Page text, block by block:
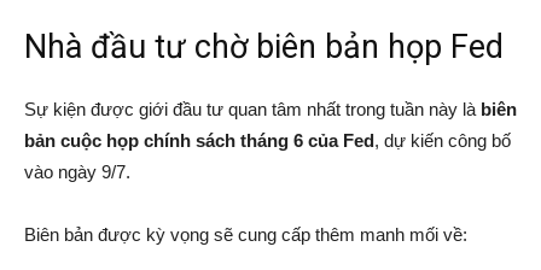
Nhà đầu tư chờ biên bản họp Fed
Sự kiện được giới đầu tư quan tâm nhất trong tuần này là biên
bản cuộc họp chính sách tháng 6 của Fed, dự kiến công bố
vào ngày 9/7.
Biên bản được kỳ vọng sẽ cung cấp thêm manh mối về: